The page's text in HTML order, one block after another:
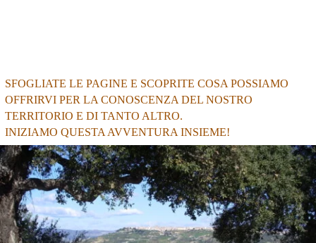
SFOGLIATE LE PAGINE E SCOPRITE COSA POSSIAMO
OFFRIRVI PER LA CONOSCENZA DEL NOSTRO
TERRITORIO E DI TANTO ALTRO.
INIZIAMO QUESTA AVVENTURA INSIEME!